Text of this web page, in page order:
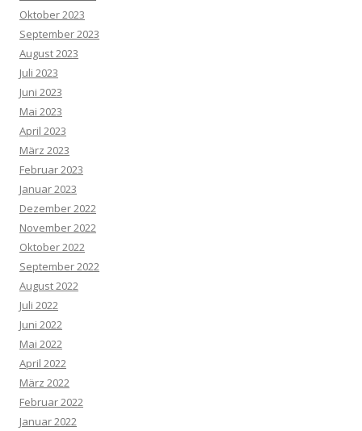
Oktober 2023
September 2023
August 2023
Juli 2023
Juni 2023
Mai 2023
April 2023
März 2023
Februar 2023
Januar 2023
Dezember 2022
November 2022
Oktober 2022
September 2022
August 2022
Juli 2022
Juni 2022
Mai 2022
April 2022
März 2022
Februar 2022
Januar 2022